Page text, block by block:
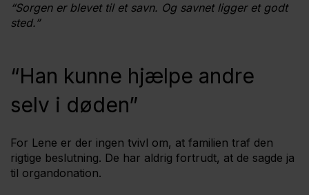
“Sorgen er blevet til et savn. Og savnet ligger et godt
sted.”
“Han kunne hjælpe andre
selv i døden”
For Lene er der ingen tvivl om, at familien traf den
rigtige beslutning. De har aldrig fortrudt, at de sagde ja
til organdonation.